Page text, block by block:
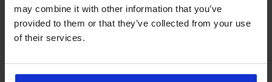
may combine it with other information that you’ve
provided to them or that they’ve collected from your use
of their services.
košilka
Essential
V-
neck
Kč
košilka
Supima
Superlight
489
DIVA
by
Bandeau
Kč